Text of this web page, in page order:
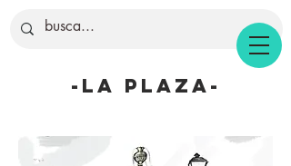
-la plaza-